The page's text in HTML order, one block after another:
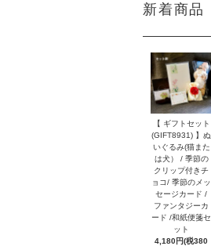
新着商品
【 ギフトセット
(GIFT8931) 】ぬ
いぐるみ(猫また
は犬） / 季節の
クリップ付きチ
ョコ/ 季節のメッ
セージカード /
ファンタジーカ
ード /和紙便箋セ
ット
4,180円(税380